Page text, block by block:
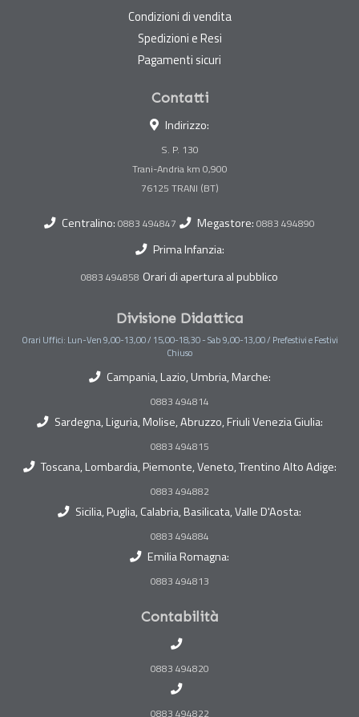
Condizioni di vendita
Spedizioni e Resi
Pagamenti sicuri
Contatti
Indirizzo:
S. P. 130
Trani-Andria km 0,900
Centralino: 0883 494847 Megastore: 0883 494890
Prima Infanzia:
0883 494858 Orari di apertura al pubblico
Divisione Didattica
Orari Uffici: Lun-Ven 9,00-13,00 / 15,00-18,30 - Sab 9,00-13,00 / Prefestivi e Festivi
Chiuso
Campania, Lazio, Umbria, Marche:
0883 494814
Sardegna, Liguria, Molise, Abruzzo, Friuli Venezia Giulia:
0883 494815
Toscana, Lombardia, Piemonte, Veneto, Trentino Alto Adige:
0883 494882
Sicilia, Puglia, Calabria, Basilicata, Valle D'Aosta:
0883 494884
Emilia Romagna:
0883 494813
Contabilità
0883 494820
0883 494822